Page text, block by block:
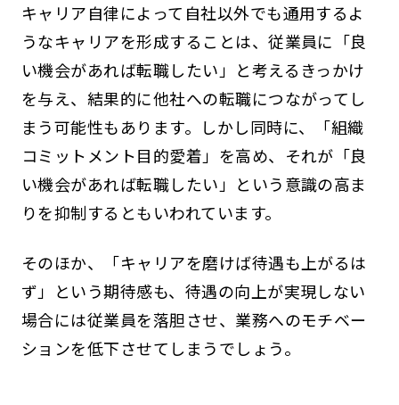
キャリア自律によって自社以外でも通用するよ
うなキャリアを形成することは、従業員に「良
い機会があれば転職したい」と考えるきっかけ
を与え、結果的に他社への転職につながってし
まう可能性もあります。しかし同時に、「組織
コミットメント目的愛着」を高め、それが「良
い機会があれば転職したい」という意識の高ま
りを抑制するともいわれています。
そのほか、「キャリアを磨けば待遇も上がるは
ず」という期待感も、待遇の向上が実現しない
場合には従業員を落胆させ、業務へのモチベー
ションを低下させてしまうでしょう。